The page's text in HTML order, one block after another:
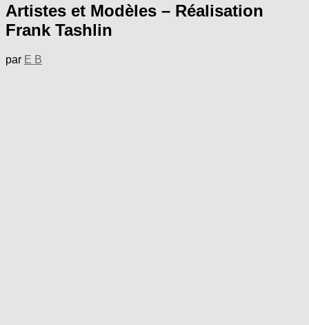
Artistes et Modèles – Réalisation
Frank Tashlin
par E B